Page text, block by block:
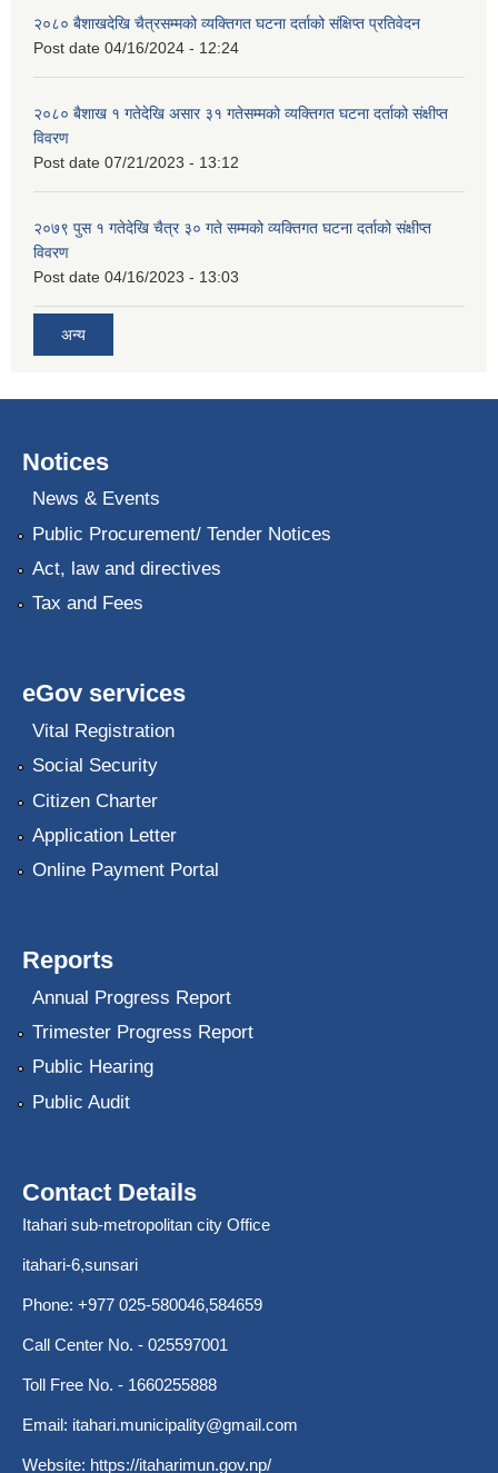
२०८० बैशाखदेखि चैत्रसम्मको व्यक्तिगत घटना दर्ताको संक्षिप्त प्रतिवेदन
Post date 04/16/2024 - 12:24
२०८० बैशाख १ गतेदेखि असार ३१ गतेसम्मको व्यक्तिगत घटना दर्ताको संक्षीप्त
विवरण
Post date 07/21/2023 - 13:12
२०७९ पुस १ गतेदेखि चैत्र ३० गते सम्मको व्यक्तिगत घटना दर्ताको संक्षीप्त
विवरण
Post date 04/16/2023 - 13:03
अन्य
Notices
News & Events
Public Procurement/ Tender Notices
Act, law and directives
Tax and Fees
eGov services
Vital Registration
Social Security
Citizen Charter
Application Letter
Online Payment Portal
Reports
Annual Progress Report
Trimester Progress Report
Public Hearing
Public Audit
Contact Details
Itahari sub-metropolitan city Office
itahari-6,sunsari
Phone: +977 025-580046,584659
Call Center No. - 025597001
Toll Free No. - 1660255888
Email: itahari.municipality@gmail.com
Website: https://itaharimun.gov.np/